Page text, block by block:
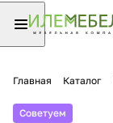
Главная Каталог
Советуем